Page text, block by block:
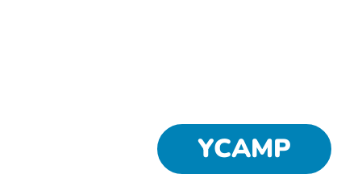
YCAMP